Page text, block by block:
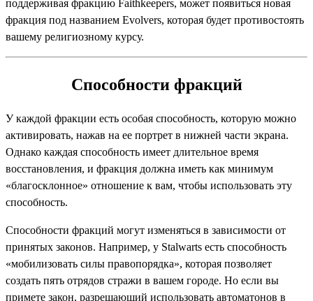
поддерживая фракцию Faithkeepers, может появиться новая
фракция под названием Evolvers, которая будет противостоять
вашему религиозному курсу.
Способности фракций
У каждой фракции есть особая способность, которую можно
активировать, нажав на ее портрет в нижней части экрана.
Однако каждая способность имеет длительное время
восстановления, и фракция должна иметь как минимум
«благосклонное» отношение к вам, чтобы использовать эту
способность.
Способности фракций могут изменяться в зависимости от
принятых законов. Например, у Stalwarts есть способность
«мобилизовать силы правопорядка», которая позволяет
создать пять отрядов стражи в вашем городе. Но если вы
примете закон, разрешающий использовать автоматонов в